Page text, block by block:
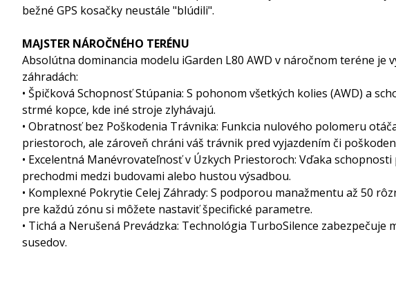
bežné GPS kosačky neustále "blúdili".
MAJSTER NÁROČNÉHO TERÉNU
Absolútna dominancia modelu iGarden L80 AWD v náročnom teréne
záhradách:
• Špičková Schopnosť Stúpania: S pohonom všetkých kolies (AWD) a
strmé kopce, kde iné stroje zlyhávajú.
• Obratnosť bez Poškodenia Trávnika: Funkcia nulového polomeru
priestoroch, ale zároveň chráni váš trávnik pred vyjazdením či
• Excelentná Manévrovateľnosť v Úzkych Priestoroch: Vďaka
prechodmi medzi budovami alebo hustou výsadbou.
• Komplexné Pokrytie Celej Záhrady: S podporou manažmentu až 50
pre každú zónu si môžete nastaviť špecifické parametre.
• Tichá a Nerušená Prevádzka: Technológia TurboSilence
susedov.